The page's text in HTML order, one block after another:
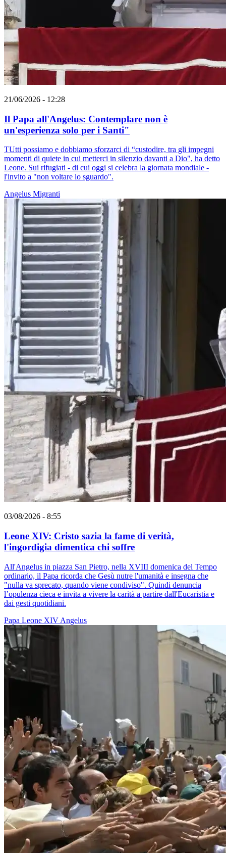
21/06/2026 - 12:28
Il Papa all'Angelus: Contemplare non è
un'esperienza solo per i Santi"
TUtti possiamo e dobbiamo sforzarci di “custodire, tra gli impegni
momenti di quiete in cui metterci in silenzio davanti a Dio", ha detto
Leone. Sui rifugiati - di cui oggi si celebra la giornata mondiale -
l'invito a "non voltare lo sguardo".
Angelus Migranti
03/08/2026 - 8:55
Leone XIV: Cristo sazia la fame di verità,
l'ingordigia dimentica chi soffre
All'Angelus in piazza San Pietro, nella XVIII domenica del Tempo
ordinario, il Papa ricorda che Gesù nutre l'umanità e insegna che
"nulla va sprecato, quando viene condiviso". Quindi denuncia
l’opulenza cieca e invita a vivere la carità a partire dall'Eucaristia e
dai gesti quotidiani.
Papa Leone XIV Angelus